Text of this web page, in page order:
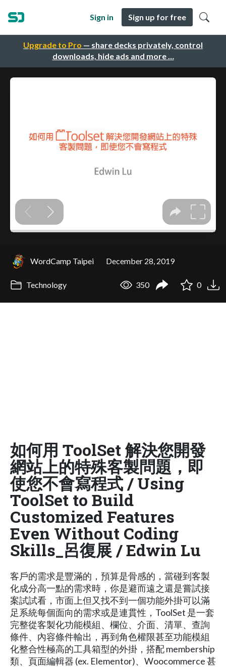
Upgrade to Pro — share decks privately, control
downloads, hide ads and more …
Sign in Sign up for free
WordCamp Taipei December 28, 2019
Technology 350 0
如何用 ToolSet 解決您開發
網站上的特殊客製問題，即
使您不會寫程式 / Using
ToolSet to Build
Customized Features
Even Without Coding
Skills_呂復展 / Edwin Lu
客戶的需求是豐滿的，預算是骨感的，當碰到客製
化成分高一點的需求時，你是避而遠之還是嘗試接
案試試看，市面上但又找不到一個功能外掛可以滿
足系統每個面向的需求或是連貫性，ToolSet 是一套
完整從客製化功能模組、欄位、介面、清單、查詢
條件、內容條件輸出，再到角色權限甚至功能模組
化整合性極高的工具箱型的外掛，搭配 membership
類、頁面編輯器 (ex. Elementor)、Woocommerce 甚